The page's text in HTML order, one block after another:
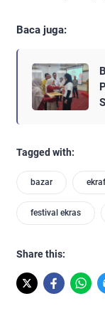
Baca juga:
Tagged with:
bazar ekraf
festival ekras
Share this: